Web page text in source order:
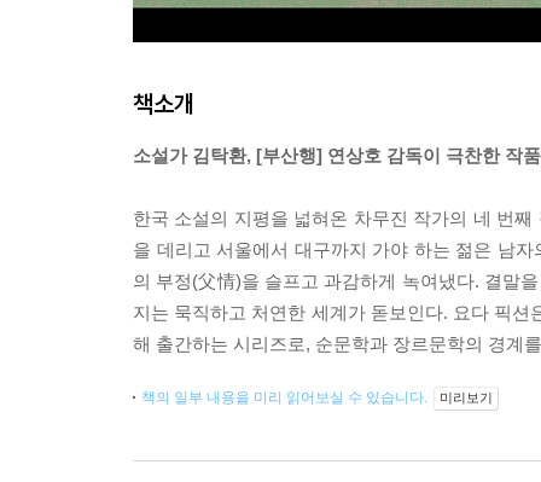
책소개
소설가 김탁환, [부산행] 연상호 감독이 극찬한 작품
한국 소설의 지평을 넓혀온 차무진 작가의 네 번
을 데리고 서울에서 대구까지 가야 하는 젊은 남
의 부정(父情)을 슬프고 과감하게 녹여냈다. 결말
지는 묵직하고 처연한 세계가 돋보인다. 요다 픽
해 출간하는 시리즈로, 순문학과 장르문학의 경계
책의 일부 내용을 미리 읽어보실 수 있습니다. 미리보기